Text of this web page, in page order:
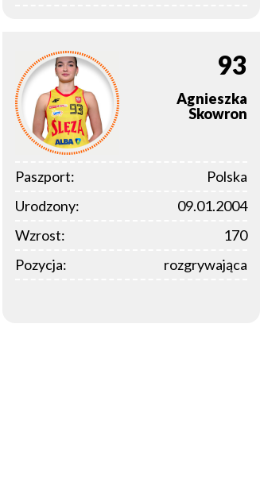
93
Agnieszka
Skowron
Paszport:
Polska
Urodzony:
09.01.2004
Wzrost:
170
Pozycja:
rozgrywająca